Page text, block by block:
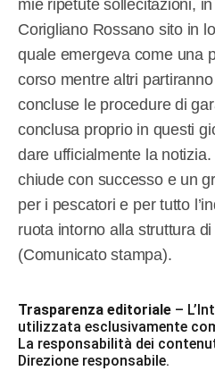
mie ripetute sollecitazioni,
Corigliano Rossano sito in
quale emergeva come una
corso mentre altri
concluse le procedure di
conclusa proprio in questi
dare ufficialmente la notizia.
chiude con successo e un
per i pescatori e per tutto
ruota intorno alla struttura
(Comunicato stampa).
Trasparenza editoriale –
utilizzata esclusivamente
La responsabilità dei
Direzione responsabile.